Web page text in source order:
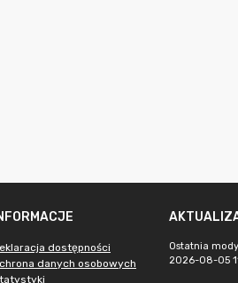
dostępności
danych osobowych
Ostatnia
2026-08-05